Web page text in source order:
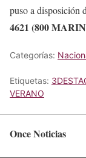
puso a disposición
4621 (800
Categorías:
Etiquetas:
VERANO
Once Noticias